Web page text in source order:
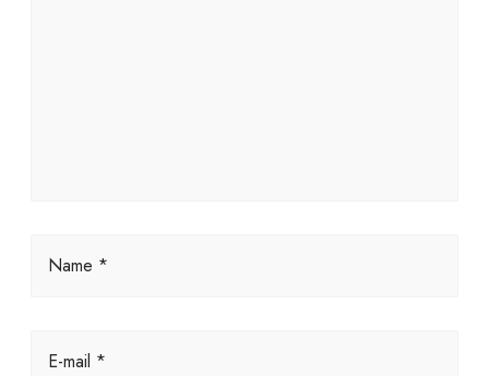
Name *
E-mail *